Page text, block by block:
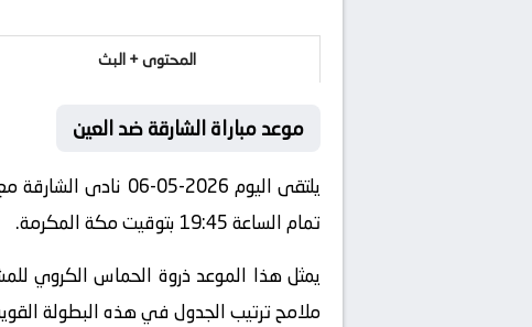
المحتوى + البث
موعد مباراة الشارقة ضد العين
يلتقى اليوم 2026-
تمام الساعة 19:45 بتوقيت مكة المكرمة.
يمثل هذا الموعد ذروة الحماس الكروي
ملامح ترتيب الجدول في هذه البطولة